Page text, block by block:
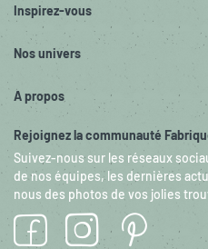
Inspirez-vous
Nos univers
A propos
Rejoignez la communauté
Suivez-nous sur les réseaux
de nos équipes, les dernières
nous des photos de vos jolies